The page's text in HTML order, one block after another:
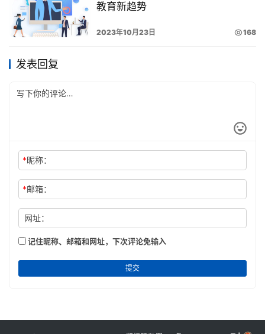
教育新趋势
2023年10月23日 168
发表回复
*昵称：
*邮箱：
网址：
记住昵称、邮箱和网址，下次评论免输入
提交